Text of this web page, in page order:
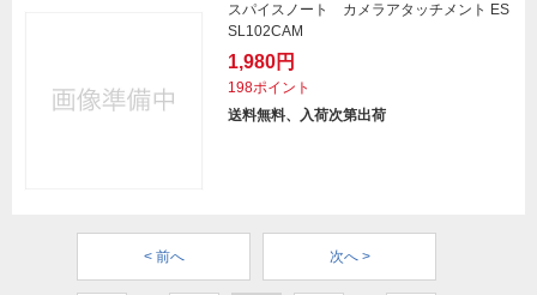
スパイスノート カメラアタッチメント ES
SL102CAM
1,980円
198ポイント
送料無料、入荷次第出荷
< 前へ 次へ >